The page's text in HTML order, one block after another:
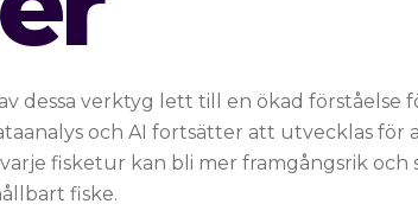
dessa verktyg lett till en ökad
och AI fortsätter att utvecklas
fisketur kan bli mer framgångsrik och
fiske.